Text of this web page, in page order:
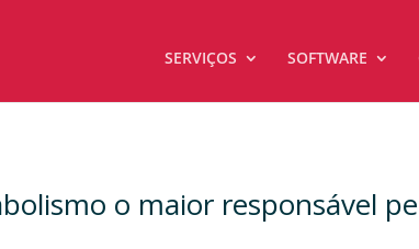
SERVIÇOS SOFTWARE
o maior responsável